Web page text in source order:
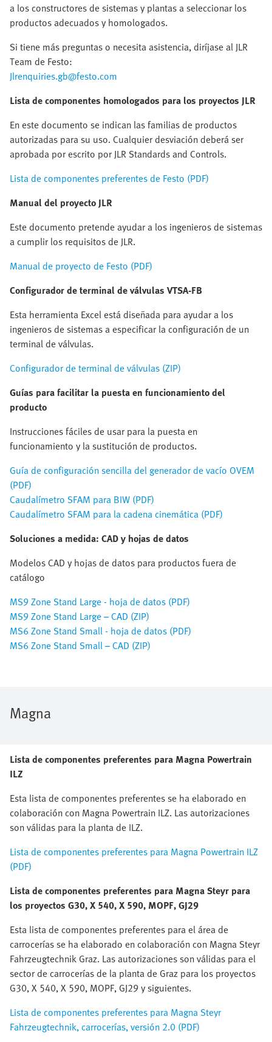
a los constructores de sistemas y plantas a seleccionar los
productos adecuados y homologados.
Si tiene más preguntas o necesita asistencia, diríjase al JLR
Team de Festo:
Jlrenquiries.gb@festo.com
Lista de componentes homologados para los proyectos JLR
En este documento se indican las familias de productos
autorizadas para su uso. Cualquier desviación deberá ser
aprobada por escrito por JLR Standards and Controls.
Lista de componentes preferentes de Festo (PDF)
Manual del proyecto JLR
Este documento pretende ayudar a los ingenieros de sistemas
a cumplir los requisitos de JLR.
Manual de proyecto de Festo (PDF)
Configurador de terminal de válvulas VTSA-FB
Esta herramienta Excel está diseñada para ayudar a los
ingenieros de sistemas a especificar la configuración de un
terminal de válvulas.
Configurador de terminal de válvulas (ZIP)
Guías para facilitar la puesta en funcionamiento del
producto
Instrucciones fáciles de usar para la puesta en
funcionamiento y la sustitución de productos.
Guía de configuración sencilla del generador de vacío OVEM
(PDF)
Caudalímetro SFAM para BIW (PDF)
Caudalímetro SFAM para la cadena cinemática (PDF)
Soluciones a medida: CAD y hojas de datos
Modelos CAD y hojas de datos para productos fuera de
catálogo
MS9 Zone Stand Large - hoja de datos (PDF)
MS9 Zone Stand Large – CAD (ZIP)
MS6 Zone Stand Small - hoja de datos (PDF)
MS6 Zone Stand Small – CAD (ZIP)
Magna
Lista de componentes preferentes para Magna Powertrain
ILZ
Esta lista de componentes preferentes se ha elaborado en
colaboración con Magna Powertrain ILZ. Las autorizaciones
son válidas para la planta de ILZ.
Lista de componentes preferentes para Magna Powertrain ILZ
(PDF)
Lista de componentes preferentes para Magna Steyr para
los proyectos G30, X 540, X 590, MOPF, GJ29
Esta lista de componentes preferentes para el área de
carrocerías se ha elaborado en colaboración con Magna Steyr
Fahrzeugtechnik Graz. Las autorizaciones son válidas para el
sector de carrocerías de la planta de Graz para los proyectos
G30, X 540, X 590, MOPF, GJ29 y siguientes.
Lista de componentes preferentes para Magna Steyr
Fahrzeugtechnik, carrocerías, versión 2.0 (PDF)